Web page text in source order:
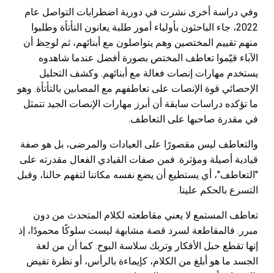
وفي دراسة أخرى نشرت في دورية اضطرابات التواصل عام
2022، جاء الباحثون بأولياء أمور طلبة يعانون التأتأة وطلبوا
منهم تقييم المختصين وهم يتواصلون مع أبنائهم، ثم لوحِظ أن
الآباء قيّموا تعاطف المختص بصورة أفضل عندما شاهدوه
يستخدم مهارات إنصات فعالة مع أبنائهم. وكشف التحليل
الإحصائي قوة الإنصات على تعاطفهم مع المصابين بالتأتأة. وهو
ما تؤكده دراسات سابقة أن أبرز مهارات الإنصات الجيد تتمثل
في مقدرة صاحبها على التعاطف.
والتعاطف ليس مقصورًا على العيادات والمرضى، بل هو صفة
قيادية أصيلة ومؤثرة. فمن صفات القيادي الفعال مقدرته على
"التعاطف"، أي يستطيع أن يضع نفسه مكاننا لتفهم حالنا، وقبل
التسرع بالحكم علينا.
تعاطف المستمع لا يعني مقاطعته لكلام المتحدث من دون
مبرر. فالمقاطعة لسرد قصة مشابهة ليست سلوكًا محمودًا، إذ
إنها تقطع حبل الأفكار وتربك سلاسة البوح. كما أن من لغة
الجسد ما هو أبلغ من الكلام، كإيماءة بالرأس، أو نظرة تفيض